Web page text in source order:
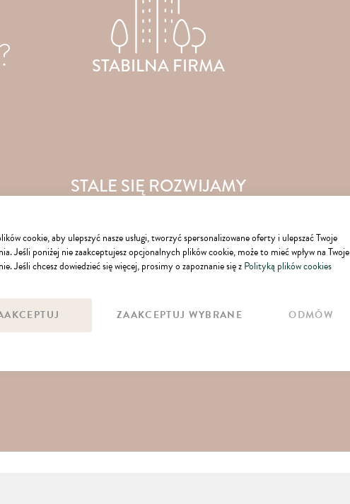
cookie, aby ulepszyć nasze usługi, tworzyć spersonalizowane oferty i ulepszać Twoje
Jeśli poniżej nie zaakceptujesz opcjonalnych plików cookie, może to mieć wpływ na Twoje
Jeśli chcesz dowiedzieć się więcej, prosimy o zapoznanie się zPolityką plików cookies
ZAAKCEPTUJ WYBRANE ODMÓW
STABILNA FIRMA
W swoim portfolio mamy 10 marek,
z którymi docieramy do klientów z całego świata. W
2002 roku powstała linia Farmona Professiona
STALE SIĘ ROZWIJAMY
Podnoszenie kompetencji jest dla nas kluczem do
sukcesu.
Szkolenia, konferencje, bieżący feedback,
których chętnie korzystamy w rozwijaniu umiejętności.